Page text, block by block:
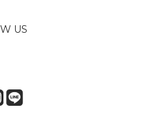
US